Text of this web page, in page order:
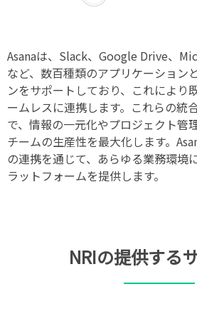
Asanaは、Slack、Google Drive、
など、数百種類のアプリケーション
ンをサポートしており、これにより
ームレスに連携します。これらの統
で、情報の一元化やプロジェクト管
チームの生産性を最大化します。
の連携を通じて、あらゆる業務環境
ラットフォームを提供します。
NRIの提供する